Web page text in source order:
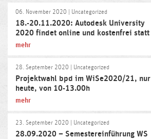
06. November 2020 | Uncategorized
18.-20.11.2020: Autodesk University
2020 findet online und kostenfrei statt
mehr
28. September 2020 | Uncategorized
Projektwahl bpd im WiSe2020/21, nur
heute, von 10-13.00h
mehr
23. September 2020 | Uncategorized
28.09.2020 – Semestereinführung WS